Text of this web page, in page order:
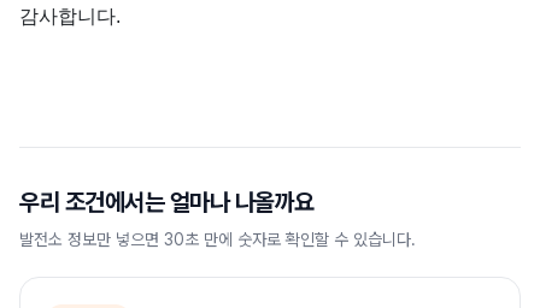
감사합니다.
우리 조건에서는 얼마나 나올까요
발전소 정보만 넣으면 30초 만에 숫자로 확인할 수 있습니다.